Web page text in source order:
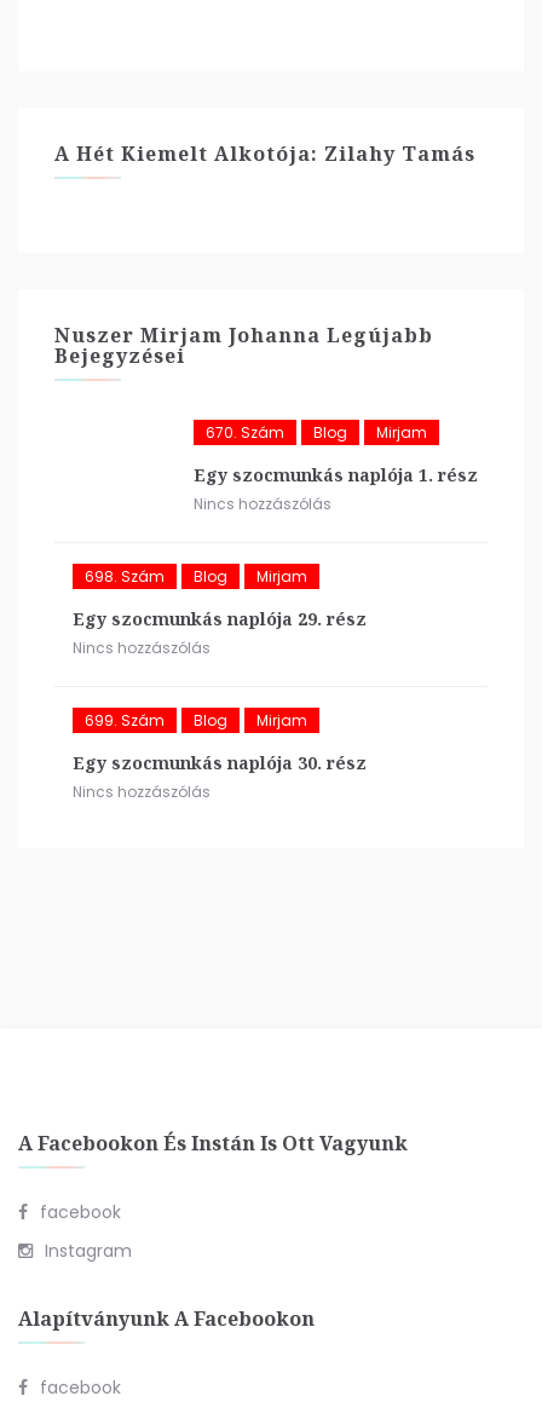
A Hét Kiemelt Alkotója: Zilahy Tamás
Nuszer Mirjam Johanna Legújabb
Bejegyzései
670. Szám Blog Mirjam
Egy szocmunkás naplója 1. rész
Nincs hozzászólás
698. Szám Blog Mirjam
Egy szocmunkás naplója 29. rész
Nincs hozzászólás
699. Szám Blog Mirjam
Egy szocmunkás naplója 30. rész
Nincs hozzászólás
A Facebookon És Instán Is Ott Vagyunk
facebook
Instagram
Alapítványunk A Facebookon
facebook